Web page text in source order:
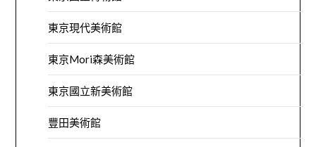
東京現代美術館
東京Mori森美術館
東京國立新美術館
豐田美術館